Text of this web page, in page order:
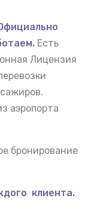
Есть
Лицензия
аэропорта
бронирование
клиента.